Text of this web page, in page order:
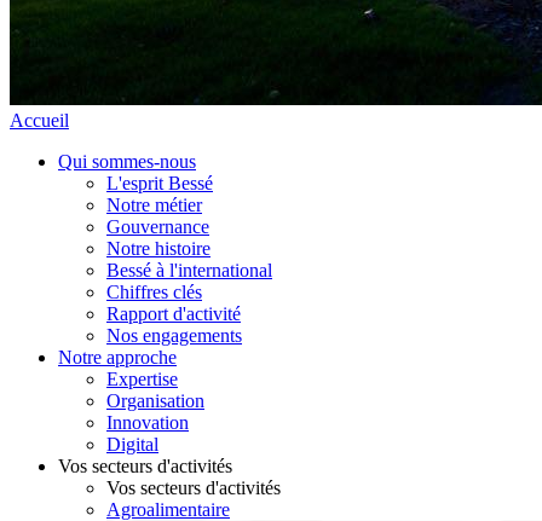
Accueil
Qui sommes-nous
L'esprit Bessé
Notre métier
Gouvernance
Notre histoire
Bessé à l'international
Chiffres clés
Rapport d'activité
Nos engagements
Notre approche
Expertise
Organisation
Innovation
Digital
Vos secteurs d'activités
Vos secteurs d'activités
Agroalimentaire